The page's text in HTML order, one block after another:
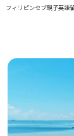
フィリピンセブ親子英語